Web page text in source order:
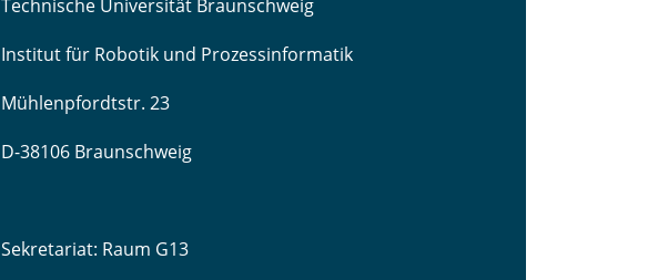
Technische Universität Braunschweig
Institut für Robotik und Prozessinformatik
Mühlenpfordtstr. 23
D-38106 Braunschweig
Sekretariat: Raum G13